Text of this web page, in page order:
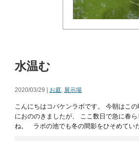
水温む
2020/03/29 | お庭, 展示場
こんにちはコバケンラボです。 今朝はこ
におののきましたが、 ここ数日で急に春
ね。 ラボの池でも冬の間影をひそめてい